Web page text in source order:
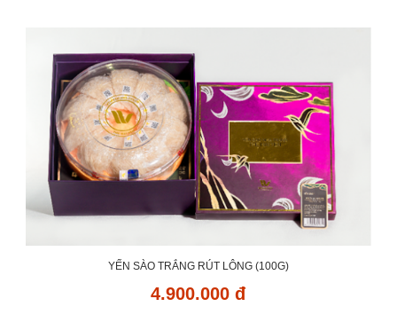
YẾN SÀO TRẮNG RÚT LÔNG (100G)
4.900.000 đ